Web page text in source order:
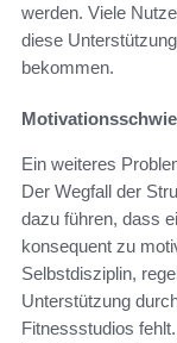
werden. Viele
diese
bekommen.
Ein weiteres
Der Wegfall der
dazu führen, dass
konsequent zu
Selbstdisziplin,
Unterstützung
Fitnessstudios